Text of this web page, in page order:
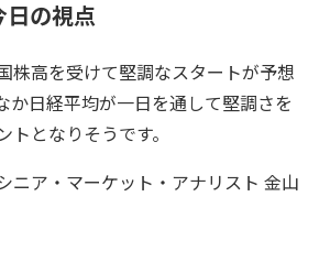
の視点
株高を受けて堅調なスタートが予想
か日経平均が一日を通して堅調さを
となりそうです。
ニア・マーケット・アナリスト 金山